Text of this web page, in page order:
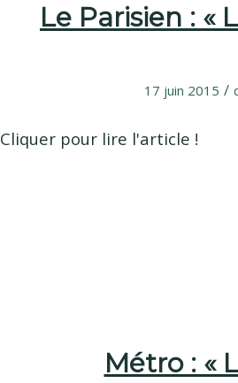
Le Parisien : «
17 juin 2015 /
Cliquer pour lire l'article !
Métro : «